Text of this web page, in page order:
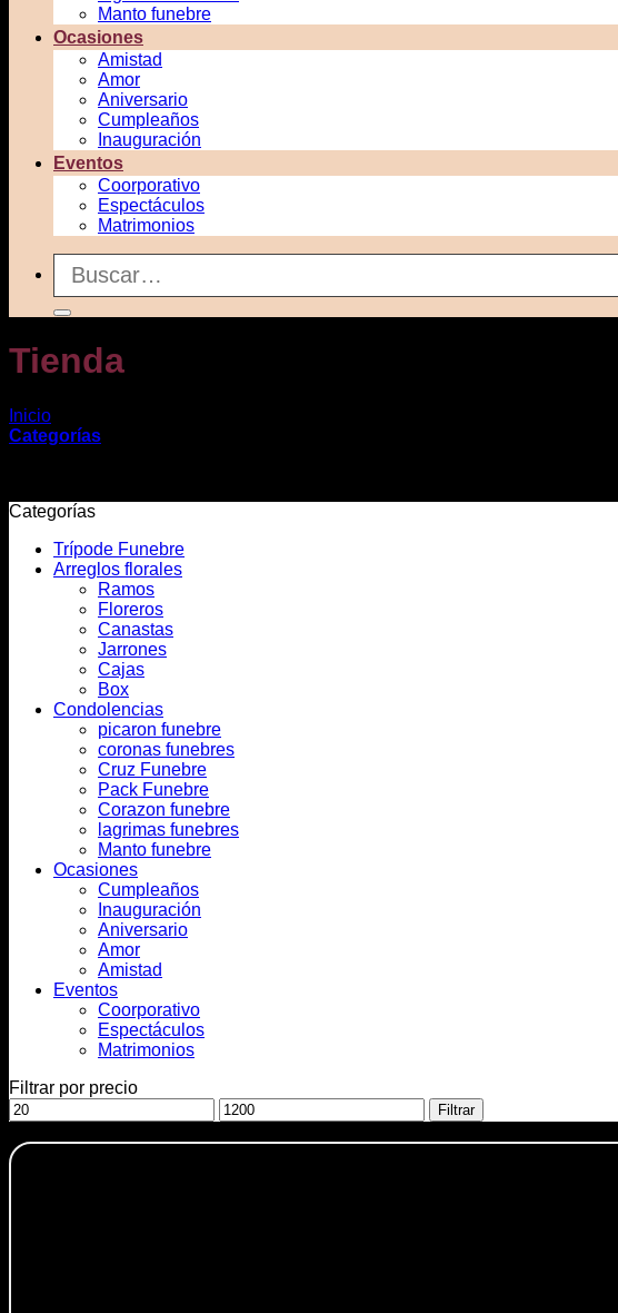
Manto funebre
Ocasiones
Amistad
Amor
Aniversario
Cumpleaños
Inauguración
Eventos
Coorporativo
Espectáculos
Matrimonios
por:
Tienda
Inicio
Categorías
Categorías
Trípode Funebre
Arreglos florales
Ramos
Floreros
Canastas
Jarrones
Cajas
Box
Condolencias
picaron funebre
coronas funebres
Cruz Funebre
Pack Funebre
Corazon funebre
lagrimas funebres
Manto funebre
Ocasiones
Cumpleaños
Inauguración
Aniversario
Amor
Amistad
Eventos
Coorporativo
Espectáculos
Matrimonios
Filtrar por precio
Precio
mínimo
Precio
máximo
Filtrar